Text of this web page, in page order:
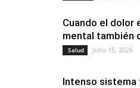
Cuando el dolor
mental también
Salud julio 15, 2026
Intenso